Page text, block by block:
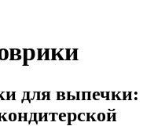
для выпечки: